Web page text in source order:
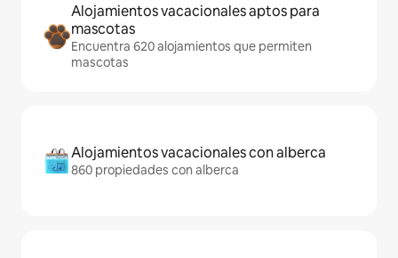
Alojamientos vacacionales aptos para
mascotas
Encuentra 620 alojamientos que permiten
mascotas
Alojamientos vacacionales con alberca
860 propiedades con alberca